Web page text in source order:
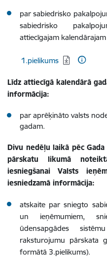
par sabiedrisko
sabiedrisko
attiecīgajam
Lejupielādēt:
1.pielikums
Līdz attiecīgā kalendārā
informācija:
par aprēķināto valsts
gadam.
Divu nedēļu laikā pēc
pārskatu likumā
iesniegšanai Valsts
iesniedzamā informācija:
atskaite par sniegto
un ieņēmumiem,
ūdensapgādes
raksturojumu pārskata
formātā 3.pielikums).